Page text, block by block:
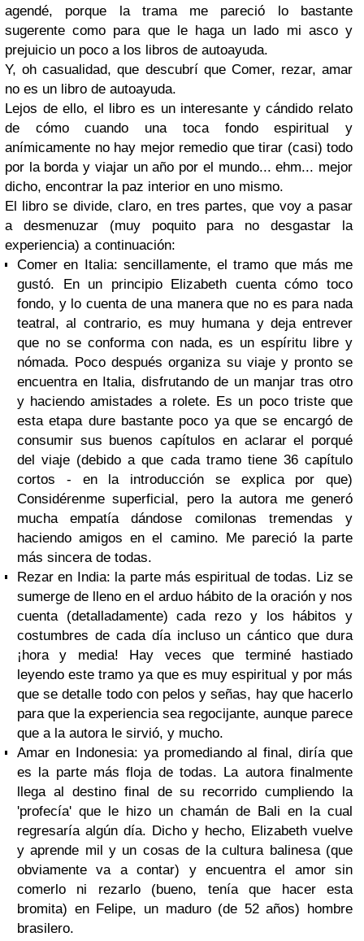
agendé, porque la trama me pareció lo bastante
sugerente como para que le haga un lado mi asco y
prejuicio un poco a los libros de autoayuda.
Y, oh casualidad, que descubrí que Comer, rezar, amar
no es un libro de autoayuda.
Lejos de ello, el libro es un interesante y cándido relato
de cómo cuando una toca fondo espiritual y
anímicamente no hay mejor remedio que tirar (casi) todo
por la borda y viajar un año por el mundo... ehm... mejor
dicho, encontrar la paz interior en uno mismo.
El libro se divide, claro, en tres partes, que voy a pasar
a desmenuzar (muy poquito para no desgastar la
experiencia) a continuación:
Comer en Italia: sencillamente, el tramo que más me
gustó. En un principio Elizabeth cuenta cómo toco
fondo, y lo cuenta de una manera que no es para nada
teatral, al contrario, es muy humana y deja entrever
que no se conforma con nada, es un espíritu libre y
nómada. Poco después organiza su viaje y pronto se
encuentra en Italia, disfrutando de un manjar tras otro
y haciendo amistades a rolete. Es un poco triste que
esta etapa dure bastante poco ya que se encargó de
consumir sus buenos capítulos en aclarar el porqué
del viaje (debido a que cada tramo tiene 36 capítulo
cortos - en la introducción se explica por que)
Considérenme superficial, pero la autora me generó
mucha empatía dándose comilonas tremendas y
haciendo amigos en el camino. Me pareció la parte
más sincera de todas.
Rezar en India: la parte más espiritual de todas. Liz se
sumerge de lleno en el arduo hábito de la oración y nos
cuenta (detalladamente) cada rezo y los hábitos y
costumbres de cada día incluso un cántico que dura
¡hora y media! Hay veces que terminé hastiado
leyendo este tramo ya que es muy espiritual y por más
que se detalle todo con pelos y señas, hay que hacerlo
para que la experiencia sea regocijante, aunque parece
que a la autora le sirvió, y mucho.
Amar en Indonesia: ya promediando al final, diría que
es la parte más floja de todas. La autora finalmente
llega al destino final de su recorrido cumpliendo la
'profecía' que le hizo un chamán de Bali en la cual
regresaría algún día. Dicho y hecho, Elizabeth vuelve
y aprende mil y un cosas de la cultura balinesa (que
obviamente va a contar) y encuentra el amor sin
comerlo ni rezarlo (bueno, tenía que hacer esta
bromita) en Felipe, un maduro (de 52 años) hombre
brasilero.